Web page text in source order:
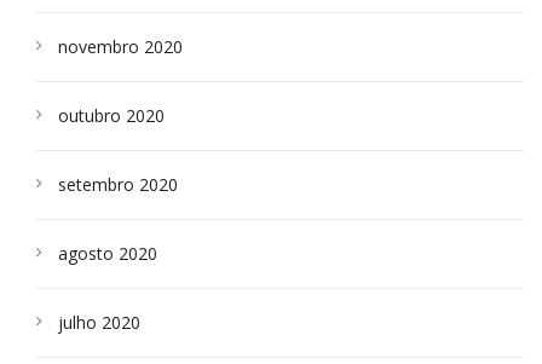
novembro 2020
outubro 2020
setembro 2020
agosto 2020
julho 2020